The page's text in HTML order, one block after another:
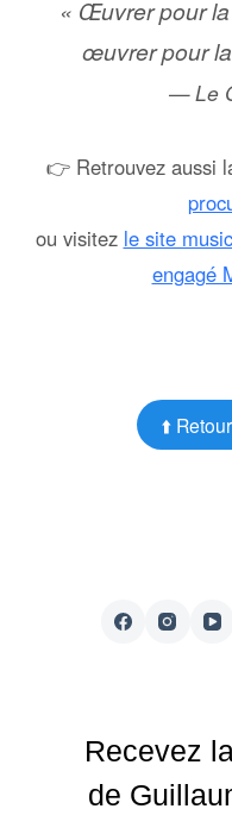
« Œuvrer pour la
œuvrer pour
— Le
👉 Retrouvez aussi
ou visitez le site
engagé
⬆️
Recevez
de